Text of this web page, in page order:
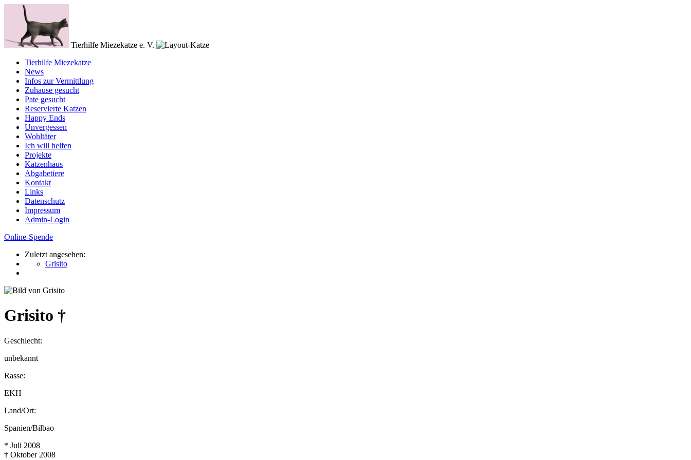
Tierhilfe Miezekatze e. V.
Tierhilfe Miezekatze
News
Infos zur Vermittlung
Zuhause gesucht
Pate gesucht
Reservierte Katzen
Happy Ends
Unvergessen
Wohltäter
Ich will helfen
Projekte
Katzenhaus
Abgabetiere
Kontakt
Links
Datenschutz
Impressum
Admin-Login
Online-Spende
Zuletzt angesehen:
Grisito
Grisito †
Geschlecht:
unbekannt
Rasse:
EKH
Land/Ort:
Spanien/Bilbao
* Juli 2008
† Oktober 2008